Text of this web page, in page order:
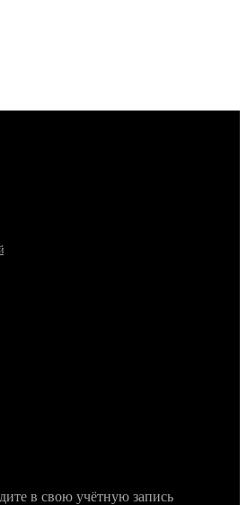
в свою учётную запись